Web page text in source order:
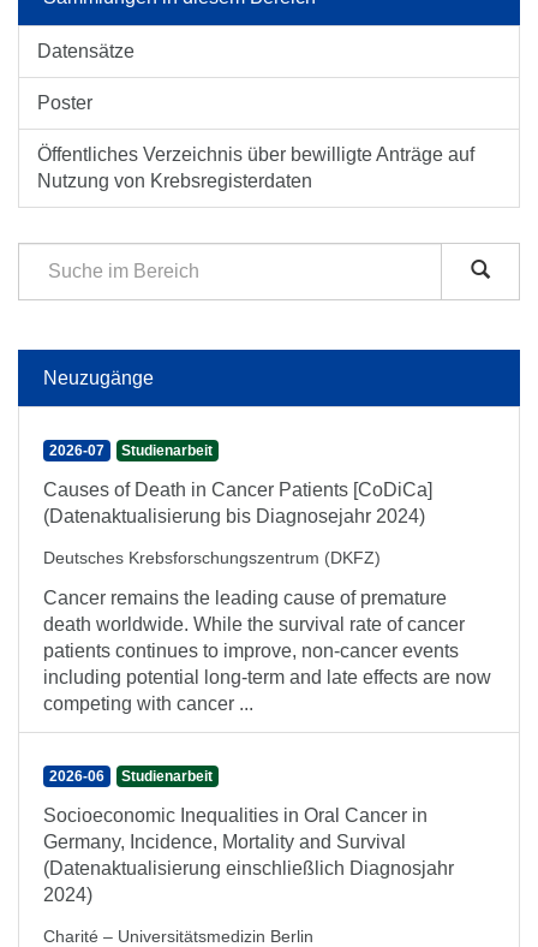
Datensätze
Poster
Öffentliches Verzeichnis über bewilligte Anträge auf
Nutzung von Krebsregisterdaten
Neuzugänge
2026-07 Studienarbeit
Causes of Death in Cancer Patients [CoDiCa]
(Datenaktualisierung bis Diagnosejahr 2024)
Deutsches Krebsforschungszentrum (DKFZ)
Cancer remains the leading cause of premature
death worldwide. While the survival rate of cancer
patients continues to improve, non-cancer events
including potential long-term and late effects are now
competing with cancer ...
2026-06 Studienarbeit
Socioeconomic Inequalities in Oral Cancer in
Germany, Incidence, Mortality and Survival
(Datenaktualisierung einschließlich Diagnosjahr
2024)
Charité – Universitätsmedizin Berlin